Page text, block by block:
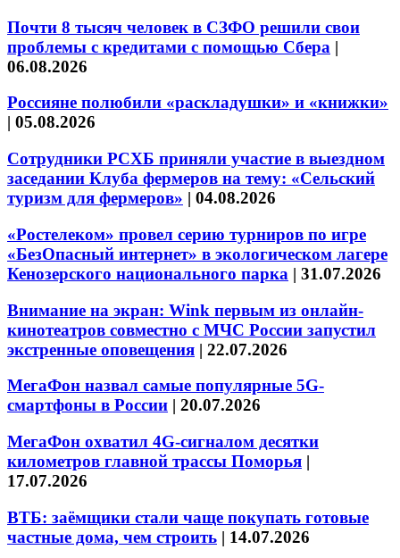
Почти 8 тысяч человек в СЗФО решили свои
проблемы с кредитами с помощью Сбера |
06.08.2026
Россияне полюбили «раскладушки» и «книжки»
| 05.08.2026
Сотрудники РСХБ приняли участие в выездном
заседании Клуба фермеров на тему: «Сельский
туризм для фермеров» | 04.08.2026
«Ростелеком» провел серию турниров по игре
«БезОпасный интернет» в экологическом лагере
Кенозерского национального парка | 31.07.2026
Внимание на экран: Wink первым из онлайн-
кинотеатров совместно с МЧС России запустил
экстренные оповещения | 22.07.2026
МегаФон назвал самые популярные 5G-
смартфоны в России | 20.07.2026
МегаФон охватил 4G-сигналом десятки
километров главной трассы Поморья |
17.07.2026
ВТБ: заёмщики стали чаще покупать готовые
частные дома, чем строить | 14.07.2026